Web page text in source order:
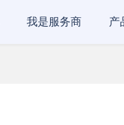
我是服务商 产